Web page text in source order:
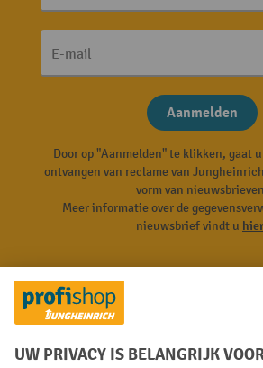
E-mail
Aanmelden
Door op "Aanmelden" te klikken, gaat
ontvangen van reclame van Jungheinrich
vorm van
Meer informatie over de
nieuwsbrief vindt u hier
Meest verkocht